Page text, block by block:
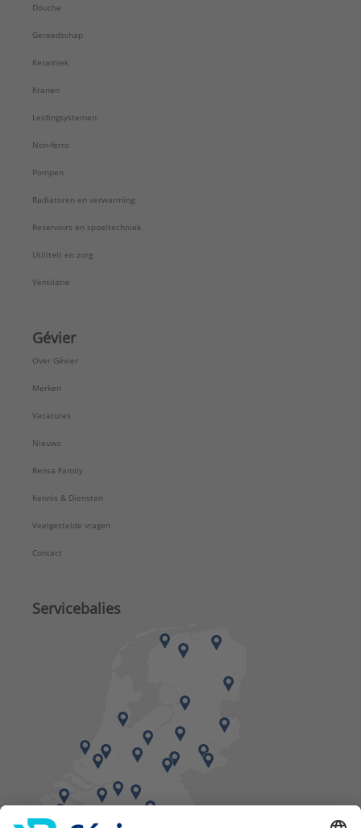
Douche
Gereedschap
Keramiek
Kranen
Leidingsystemen
Non-ferro
Pompen
Radiatoren en verwarming
Reservoirs en spoeltechniek
Utiliteit en zorg
Ventilatie
Gévier
Over Gévier
Merken
Vacatures
Nieuws
Rensa Family
Kennis & Diensten
Veelgestelde vragen
Contact
Servicebalies